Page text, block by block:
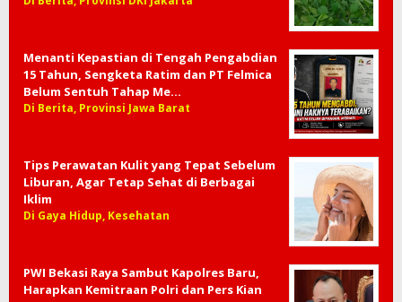
Menanti Kepastian di Tengah Pengabdian
15 Tahun, Sengketa Ratim dan PT Felmica
Belum Sentuh Tahap Me…
Di Berita, Provinsi Jawa Barat
Tips Perawatan Kulit yang Tepat Sebelum
Liburan, Agar Tetap Sehat di Berbagai
Iklim
Di Gaya Hidup, Kesehatan
PWI Bekasi Raya Sambut Kapolres Baru,
Harapkan Kemitraan Polri dan Pers Kian